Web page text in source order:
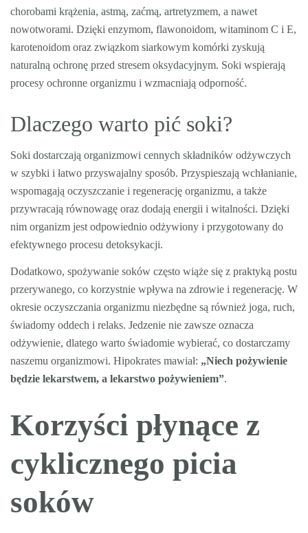
chorobami krążenia, astmą, zaćmą, artretyzmem, a nawet
nowotworami. Dzięki enzymom, flawonoidom, witaminom C i E,
karotenoidom oraz związkom siarkowym komórki zyskują
naturalną ochronę przed stresem oksydacyjnym. Soki wspierają
procesy ochronne organizmu i wzmacniają odporność.
Dlaczego warto pić soki?
Soki dostarczają organizmowi cennych składników odżywczych
w szybki i łatwo przyswajalny sposób. Przyspieszają wchłanianie,
wspomagają oczyszczanie i regenerację organizmu, a także
przywracają równowagę oraz dodają energii i witalności. Dzięki
nim organizm jest odpowiednio odżywiony i przygotowany do
efektywnego procesu detoksykacji.
Dodatkowo, spożywanie soków często wiąże się z praktyką postu
przerywanego, co korzystnie wpływa na zdrowie i regenerację. W
okresie oczyszczania organizmu niezbędne są również joga, ruch,
świadomy oddech i relaks. Jedzenie nie zawsze oznacza
odżywienie, dlatego warto świadomie wybierać, co dostarczamy
naszemu organizmowi. Hipokrates mawiał: „Niech pożywienie
będzie lekarstwem, a lekarstwo pożywieniem”.
Korzyści płynące z
cyklicznego picia
soków